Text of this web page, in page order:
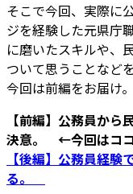
そこで今回、実際に
ジを経験した元県庁
に磨いたスキルや、
ついて思うことなど
今回は前編をお届け。
【前編】公務員か
決意。 ←今回はココ
【後編】公務員経
る。